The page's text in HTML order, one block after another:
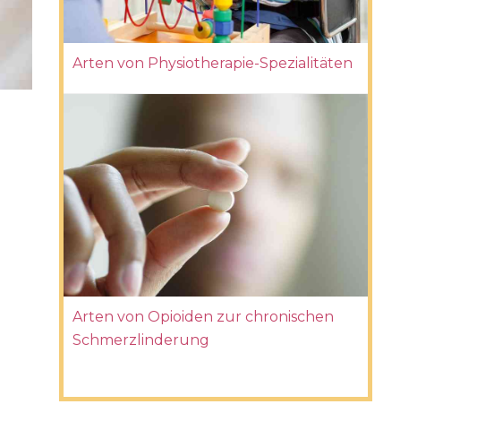
Arten von Physiotherapie-Spezialitäten
Arten von Opioiden zur chronischen
Schmerzlinderung